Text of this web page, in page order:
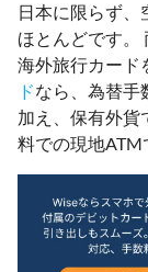
日本に限らず
ほとんどです。
海外旅行カード
ドなら、為替手
加え、保有外貨
料での現地ATM